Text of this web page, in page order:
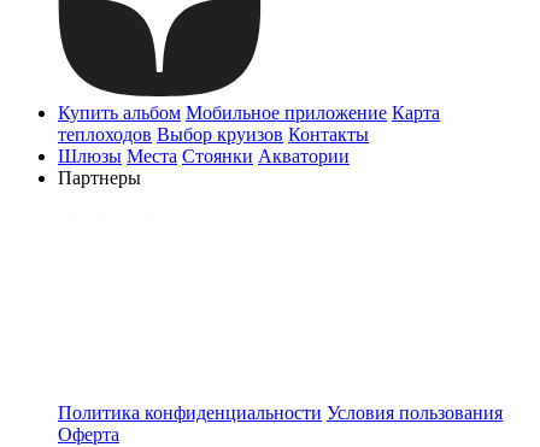
Купить альбом Мобильное приложение Карта
теплоходов Выбор круизов Контакты
Шлюзы Места Стоянки Акватории
Партнеры
Политика конфиденциальности Условия пользования
Оферта